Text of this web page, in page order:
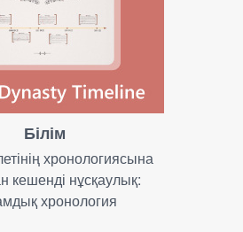
Білім
хронологиясына
кешенді нұсқаулық:
хронология